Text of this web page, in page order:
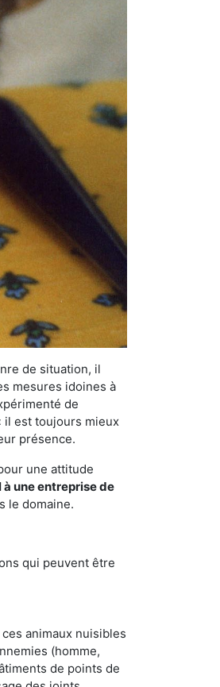
de situation, il
mesures idoines à
de
il est toujours mieux
présence.
une attitude
une entreprise de
le domaine.
qui peuvent être
animaux nuisibles
(homme,
de points de